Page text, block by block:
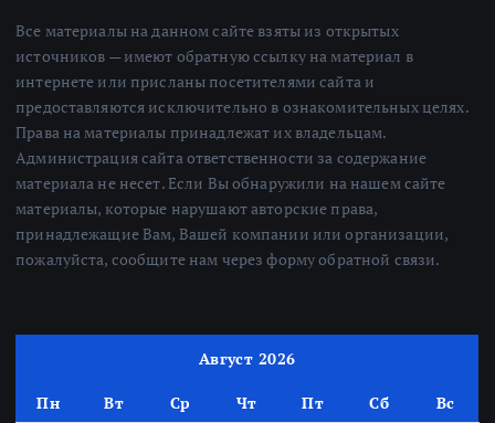
Все материалы на данном сайте взяты из открытых
источников — имеют обратную ссылку на материал в
интернете или присланы посетителями сайта и
предоставляются исключительно в ознакомительных целях.
Права на материалы принадлежат их владельцам.
Администрация сайта ответственности за содержание
материала не несет. Если Вы обнаружили на нашем сайте
материалы, которые нарушают авторские права,
принадлежащие Вам, Вашей компании или организации,
пожалуйста, сообщите нам через форму обратной связи.
Август 2026
Пн Вт Ср Чт Пт Сб
Вс